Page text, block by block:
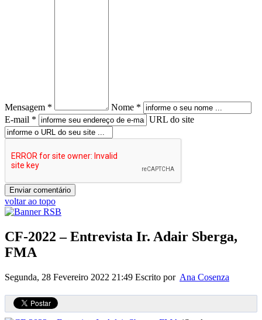
Mensagem *
Nome *
E-mail *
URL do site
voltar ao topo
CF-2022 – Entrevista Ir. Adair Sberga,
FMA
Segunda, 28 Fevereiro 2022 21:49 Escrito por Ana Cosenza